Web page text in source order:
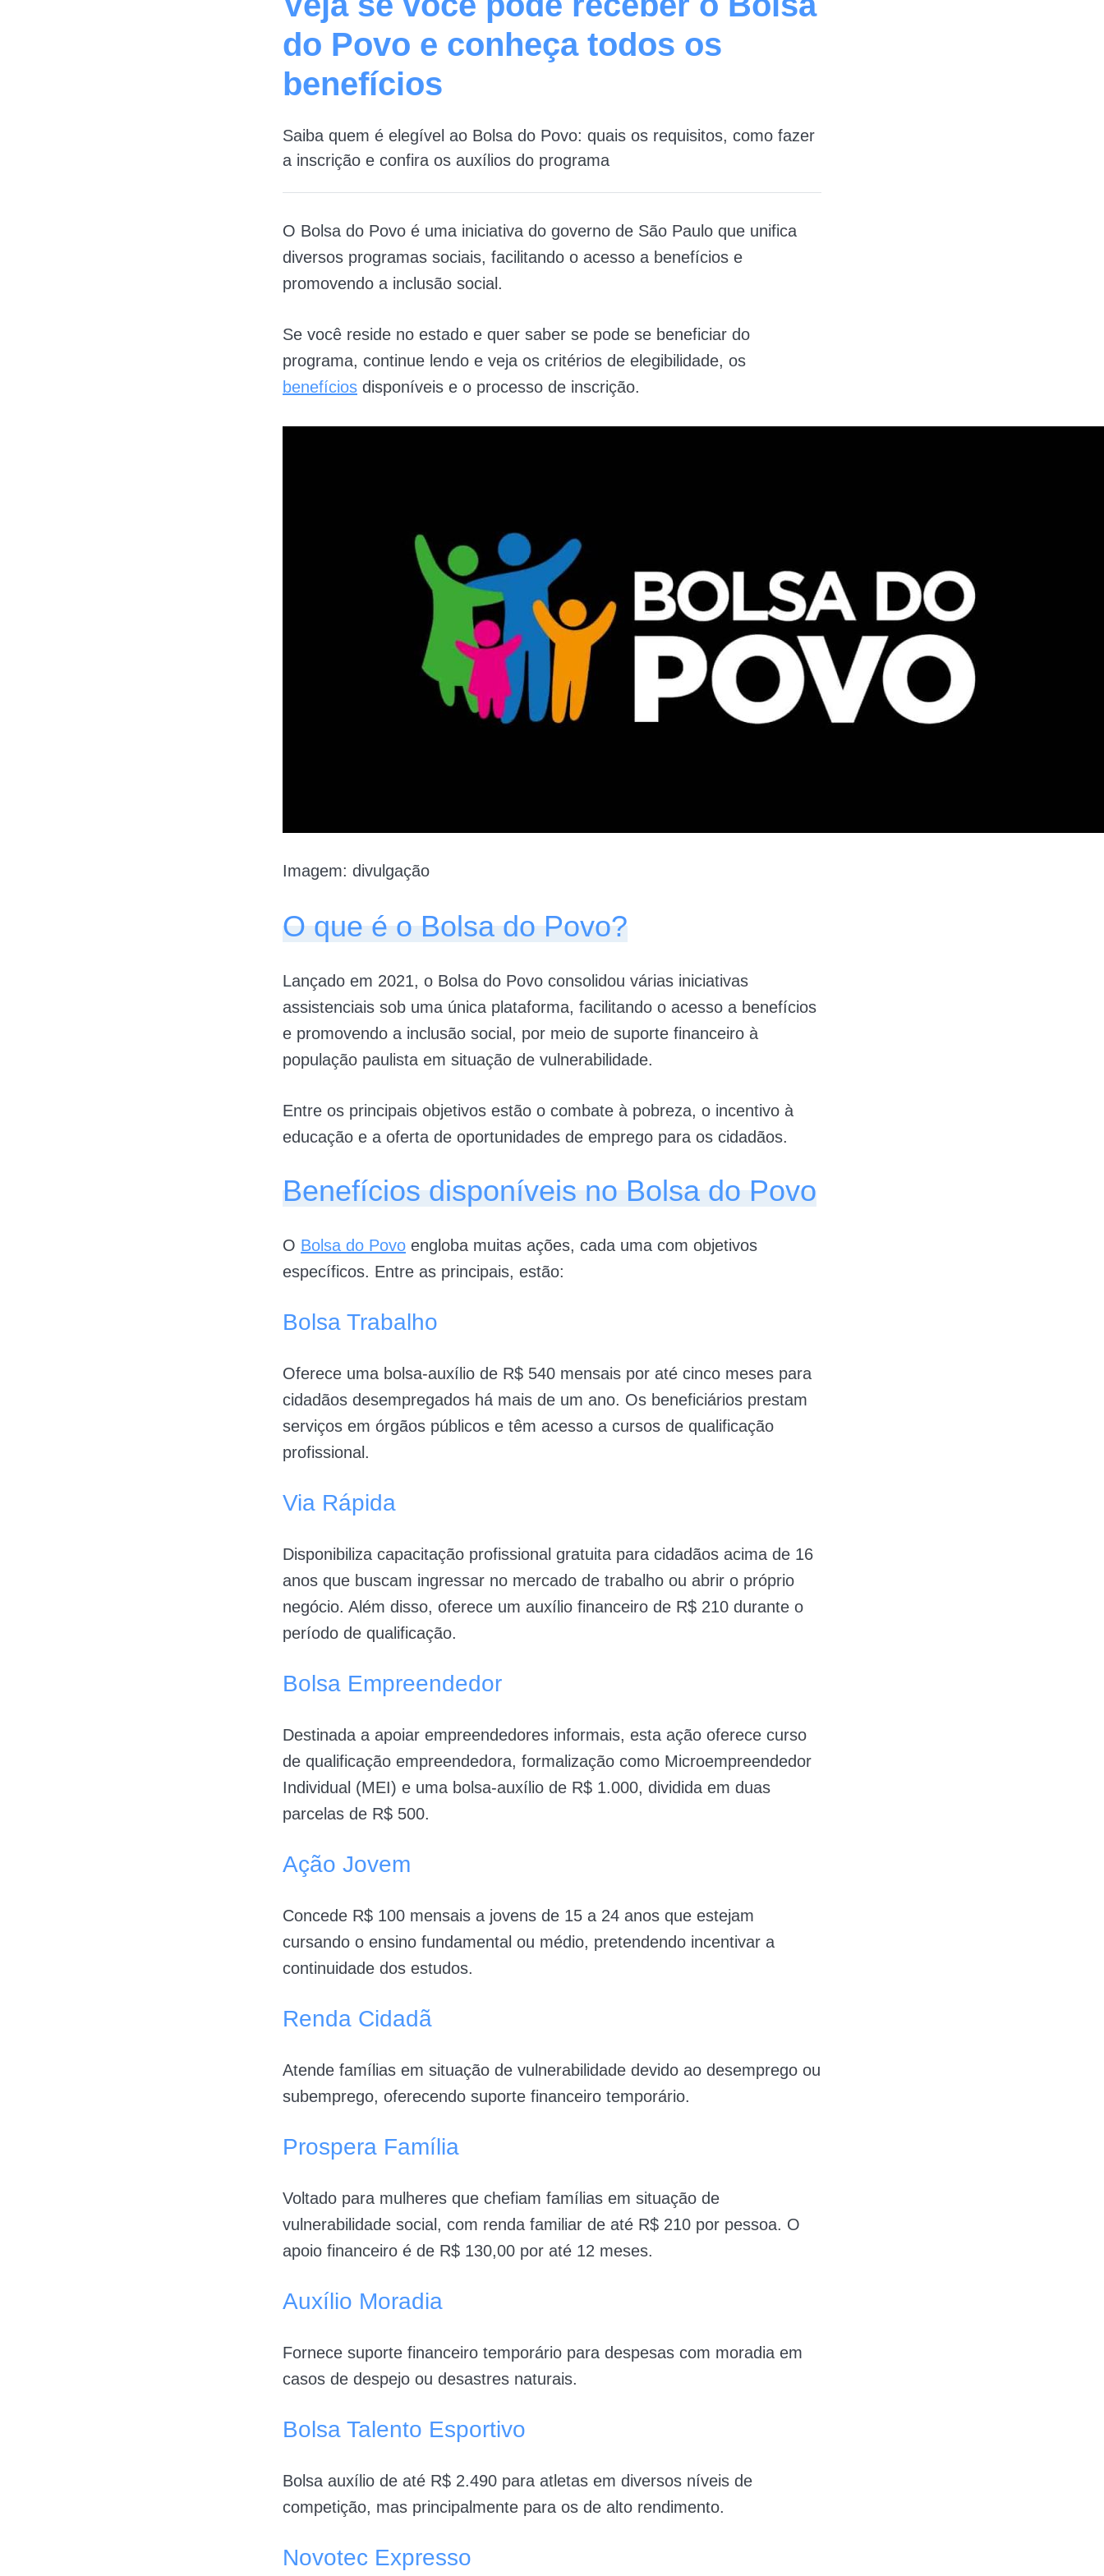
do Povo e conheça todos os
benefícios
Saiba quem é elegível ao Bolsa do Povo: quais os requisitos, como fazer
a inscrição e confira os auxílios do programa
O Bolsa do Povo é uma iniciativa do governo de São Paulo que unifica
diversos programas sociais, facilitando o acesso a benefícios e
promovendo a inclusão social.
Se você reside no estado e quer saber se pode se beneficiar do
programa, continue lendo e veja os critérios de elegibilidade, os
benefícios disponíveis e o processo de inscrição.
Imagem: divulgação
O que é o Bolsa do Povo?
Lançado em 2021, o Bolsa do Povo consolidou várias iniciativas
assistenciais sob uma única plataforma, facilitando o acesso a benefícios
e promovendo a inclusão social, por meio de suporte financeiro à
população paulista em situação de vulnerabilidade.
Entre os principais objetivos estão o combate à pobreza, o incentivo à
educação e a oferta de oportunidades de emprego para os cidadãos.
Benefícios disponíveis no Bolsa do Povo
O Bolsa do Povo engloba muitas ações, cada uma com objetivos
específicos. Entre as principais, estão:
Bolsa Trabalho
Oferece uma bolsa-auxílio de R$ 540 mensais por até cinco meses para
cidadãos desempregados há mais de um ano. Os beneficiários prestam
serviços em órgãos públicos e têm acesso a cursos de qualificação
profissional. ​
Via Rápida
Disponibiliza capacitação profissional gratuita para cidadãos acima de 16
anos que buscam ingressar no mercado de trabalho ou abrir o próprio
negócio. Além disso, oferece um auxílio financeiro de R$ 210 durante o
período de qualificação. ​
Bolsa Empreendedor
Destinada a apoiar empreendedores informais, esta ação oferece curso
de qualificação empreendedora, formalização como Microempreendedor
Individual (MEI) e uma bolsa-auxílio de R$ 1.000, dividida em duas
parcelas de R$ 500. ​
Ação Jovem
Concede R$ 100 mensais a jovens de 15 a 24 anos que estejam
cursando o ensino fundamental ou médio, pretendendo incentivar a
continuidade dos estudos.
Renda Cidadã
Atende famílias em situação de vulnerabilidade devido ao desemprego ou
subemprego, oferecendo suporte financeiro temporário.
Prospera Família
Voltado para mulheres que chefiam famílias em situação de
vulnerabilidade social, com renda familiar de até R$ 210 por pessoa. O
apoio financeiro é de R$ 130,00 por até 12 meses.
Auxílio Moradia
Fornece suporte financeiro temporário para despesas com moradia em
casos de despejo ou desastres naturais.
Bolsa Talento Esportivo
Bolsa auxílio de até R$ 2.490 para atletas em diversos níveis de
competição, mas principalmente para os de alto rendimento.
Novotec Expresso